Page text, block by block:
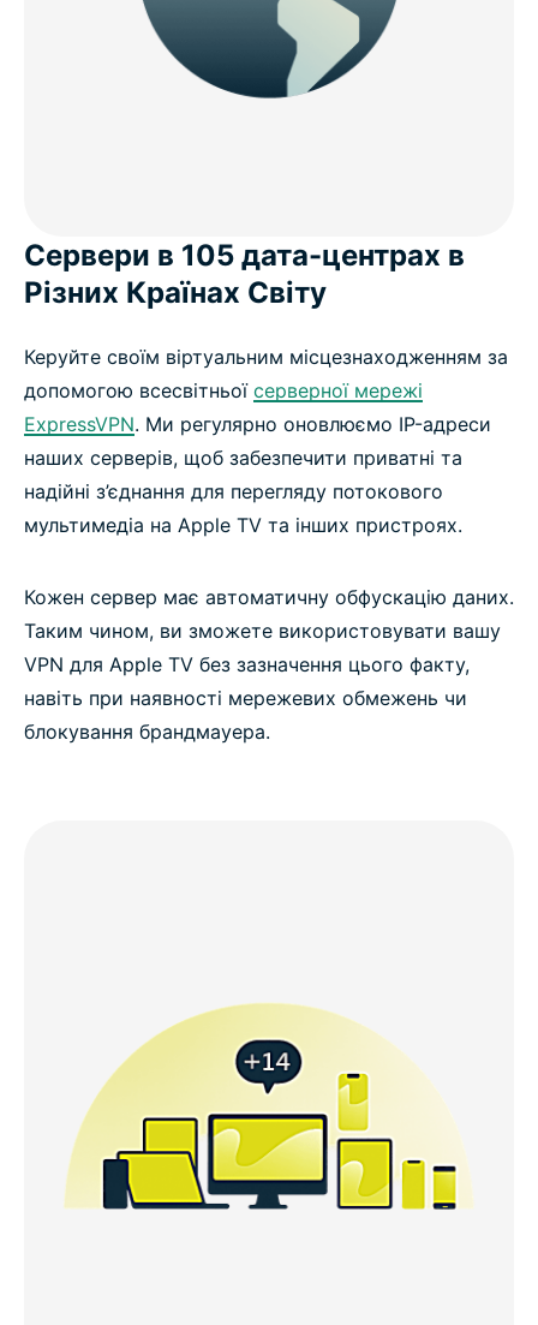
Сервери в 105 дата-центрах в
Різних Країнах Світу
Керуйте своїм віртуальним місцезнаходженням за
допомогою всесвітньої серверної мережі
ExpressVPN. Ми регулярно оновлюємо IP-адреси
наших серверів, щоб забезпечити приватні та
надійні з’єднання для перегляду потокового
мультимедіа на Apple TV та інших пристроях.
Кожен сервер має автоматичну обфускацію даних.
Таким чином, ви зможете використовувати вашу
VPN для Apple TV без зазначення цього факту,
навіть при наявності мережевих обмежень чи
блокування брандмауера.